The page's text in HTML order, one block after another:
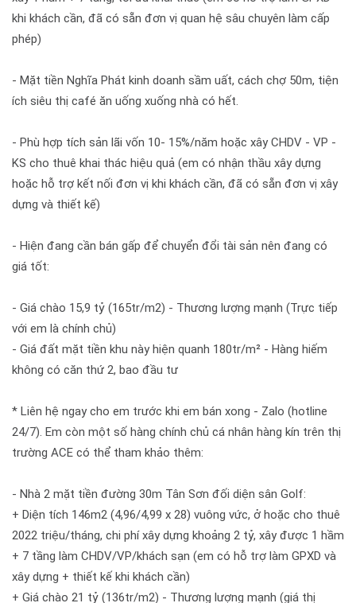
khi khách cần, đã có sẵn đơn vị quan hệ sâu chuyên làm cấp
phép)
- Mặt tiền Nghĩa Phát kinh doanh sầm uất, cách chợ 50m, tiện
ích siêu thị café ăn uống xuống nhà có hết.
- Phù hợp tích sản lãi vốn 10- 15%/năm hoặc xây CHDV - VP -
KS cho thuê khai thác hiệu quả (em có nhận thầu xây dựng
hoặc hỗ trợ kết nối đơn vị khi khách cần, đã có sẵn đơn vị xây
dựng và thiết kế)
- Hiện đang cần bán gấp để chuyển đổi tài sản nên đang có
giá tốt:
- Giá chào 15,9 tỷ (165tr/m2) - Thương lượng mạnh (Trực tiếp
với em là chính chủ)
- Giá đất mặt tiền khu này hiện quanh 180tr/m² - Hàng hiếm
không có căn thứ 2, bao đầu tư
* Liên hệ ngay cho em trước khi em bán xong - Zalo (hotline
24/7). Em còn một số hàng chính chủ cá nhân hàng kín trên thị
trường ACE có thể tham khảo thêm:
- Nhà 2 mặt tiền đường 30m Tân Sơn đối diện sân Golf:
+ Diện tích 146m2 (4,96/4,99 x 28) vuông vức, ở hoặc cho thuê
2022 triệu/tháng, chi phí xây dựng khoảng 2 tỷ, xây được 1 hầm
+ 7 tầng làm CHDV/VP/khách sạn (em có hỗ trợ làm GPXD và
xây dựng + thiết kế khi khách cần)
+ Giá chào 21 tỷ (136tr/m2) - Thương lượng mạnh (giá thị